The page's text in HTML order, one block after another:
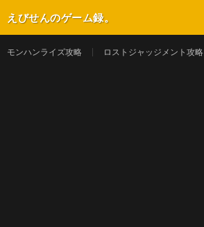
えびせんのゲーム録。
モンハンライズ攻略 ロストジャッジメント攻略